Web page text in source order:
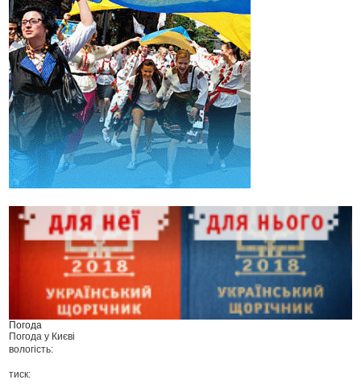
Погода
Погода у Києві
вологість:
тиск: